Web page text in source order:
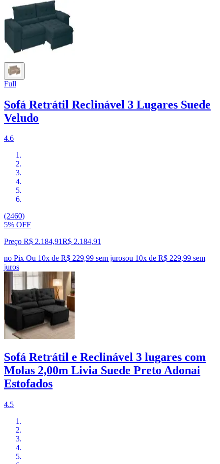
Full
Sofá Retrátil Reclinável 3 Lugares Suede
Veludo
4.6
(2460)
5% OFF
Preço R$ 2.184,91R$ 2.184,91
no Pix Ou 10x de R$ 229,99 sem jurosou 10x de R$ 229,99 sem
juros
Sofá Retrátil e Reclinável 3 lugares com
Molas 2,00m Livia Suede Preto Adonai
Estofados
4.5